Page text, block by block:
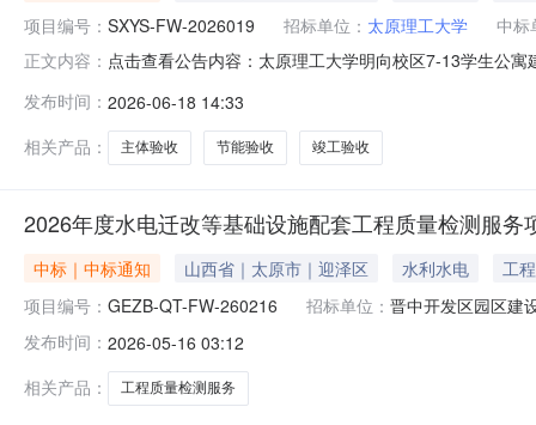
项目编号： SXYS-FW-2026019 招标单位： 太原理工大学
中标
正文内容： 点击查看公告内容：太原理工大学明向校区7-13学生公
发布时间： 2026-06-18 14:33
相关产品：
主体验收 节能验收 竣工验收
2026年度水电迁改等基础设施配套工程质量检测服务
中标｜中标通知 山西省｜太原市｜迎泽区 水利水电
工程
项目编号： GEZB-QT-FW-260216 招标单位： 晋中开发区园区建
发布时间： 2026-05-16 03:12
相关产品：
工程质量检测服务